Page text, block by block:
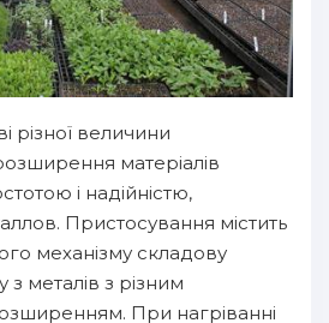
різної величини
матеріалів
і надійністю,
Пристосування містить
механізму складову
з металів з різним
При нагріванні